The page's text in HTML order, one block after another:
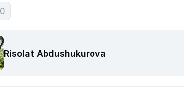
0
Risolat Abdushukurova